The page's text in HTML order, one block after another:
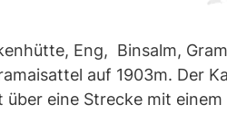
Eng, Binsalm,
auf 1903m. Der
eine Strecke mit